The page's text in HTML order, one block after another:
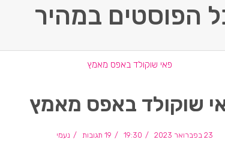
הפוסטים במהיר
שוקולד באפס מאמץ
23 בפברואר 2023 19:30 19 תגובות נעמי